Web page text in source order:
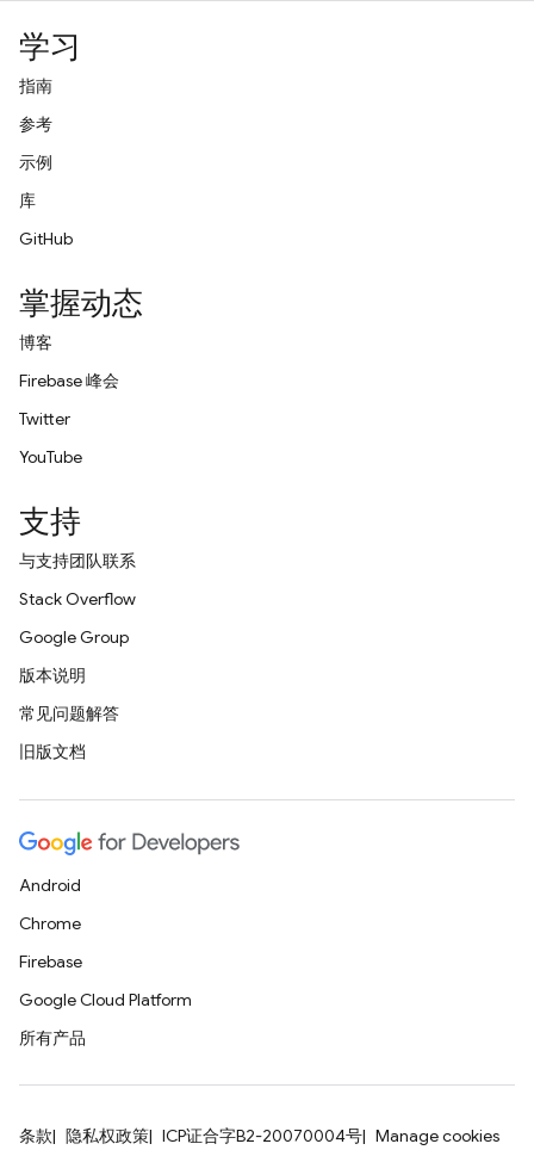
学习
指南
参考
示例
库
GitHub
掌握动态
博客
Firebase 峰会
Twitter
YouTube
支持
与支持团队联系
Stack Overflow
Google Group
版本说明
常见问题解答
旧版文档
Android
Chrome
Firebase
Google Cloud Platform
所有产品
条款 隐私权政策 ICP证合字B2-20070004号 Manage cookies